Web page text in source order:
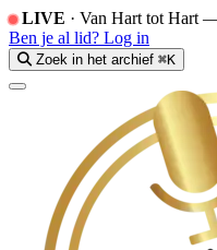
LIVE · Van Hart tot Hart
Ben je al lid? Log in
Zoek in het archief ⌘K